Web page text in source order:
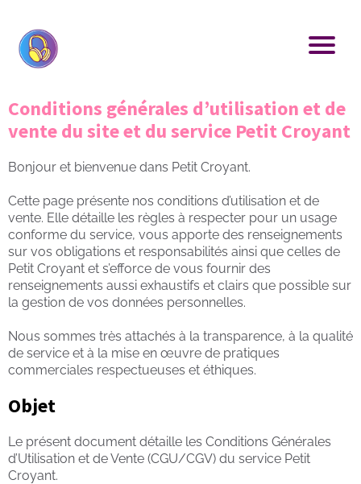
Conditions générales d’utilisation et de
vente du site et du service Petit Croyant
Bonjour et bienvenue dans Petit Croyant.
Cette page présente nos conditions d’utilisation et de
vente. Elle détaille les règles à respecter pour un usage
conforme du service, vous apporte des renseignements
sur vos obligations et responsabilités ainsi que celles de
Petit Croyant et s’efforce de vous fournir des
renseignements aussi exhaustifs et clairs que possible sur
la gestion de vos données personnelles.
Nous sommes très attachés à la transparence, à la qualité
de service et à la mise en œuvre de pratiques
commerciales respectueuses et éthiques.
Objet
Le présent document détaille les Conditions Générales
d’Utilisation et de Vente (CGU/CGV) du service Petit
Croyant.